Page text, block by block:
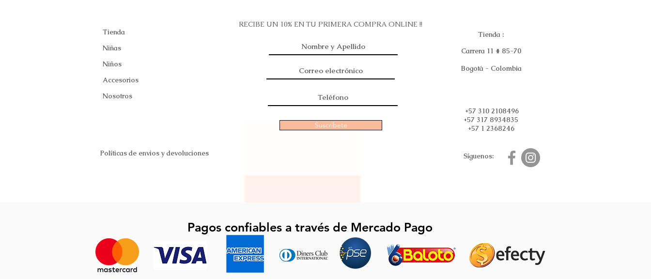
Tienda
Niñas
Niños
Accesorios
Nosotros
Políticas de envios y devoluciones
RECIBE UN 10% EN TU PRIMERA COMPRA ONLINE !!
Suscribete
Tienda :
Carrera 11 # 85-70
Bogotá - Colombia
+57 310 2108496
+57 317 8934835
+57 1 2368246
Síguenos:
Pagos confiables a través de Mercado Pago